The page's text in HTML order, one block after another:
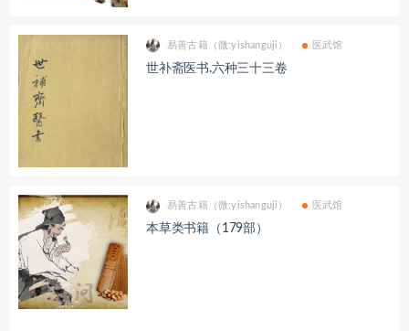
易善古籍（微:yishanguji） 医武馆
世补斋医书.六种三十三卷
易善古籍（微:yishanguji） 医武馆
本草类书籍（179部）